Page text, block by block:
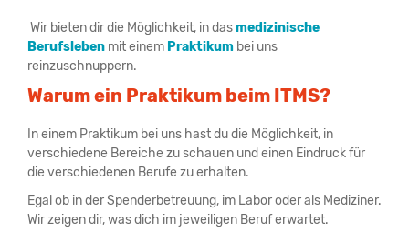
Wir bieten dir die Möglichkeit, in dasmedizinische
Berufsleben mit einem Praktikum bei uns
reinzuschnuppern.
Warum ein Praktikum beim ITMS?
In einem Praktikum bei uns hast du die Möglichkeit, in
verschiedene Bereiche zu schauen und einen Eindruck für
die verschiedenen Berufe zu erhalten.
Egal ob in der Spenderbetreuung, im Labor oder als Mediziner.
Wir zeigen dir, was dich im jeweiligen Beruf erwartet.